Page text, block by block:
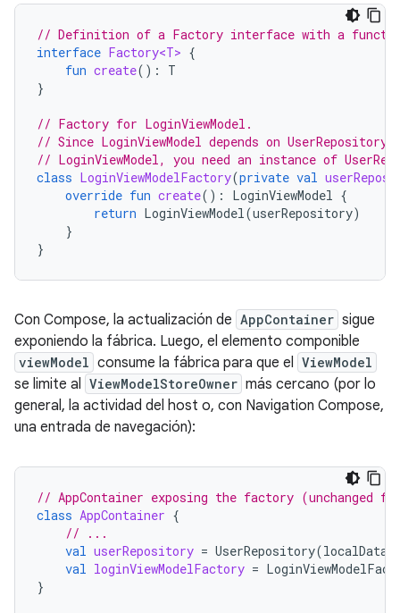
// Definition of a Factory interface with a
interface Factory<T> {
fun create():
T
}
// Factory for LoginViewModel.
// Since LoginViewModel depends on
// LoginViewModel, you need an instance of
class LoginViewModelFactory(private val
override fun create(): LoginViewModel {
return LoginViewModel(userRepository)
}
}
Con Compose, la actualización de AppContainer sigue
exponiendo la fábrica. Luego, el elemento componible
viewModel consume la fábrica para que el ViewModel
se limite al ViewModelStoreOwner más cercano (por lo
general, la actividad del host o, con Navigation Compose,
una entrada de navegación):
// AppContainer exposing the factory (unchanged
class AppContainer {
// ...
val userRepository = UserRepository(
val loginViewModelFactory =
}